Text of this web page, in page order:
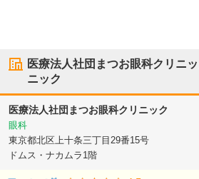
医療法人社団まつお眼科クリニ
ニック
医療法人社団まつお眼科クリニック
眼科
東京都北区 上十条三丁目29番15号
ドムス・ナカムラ1階